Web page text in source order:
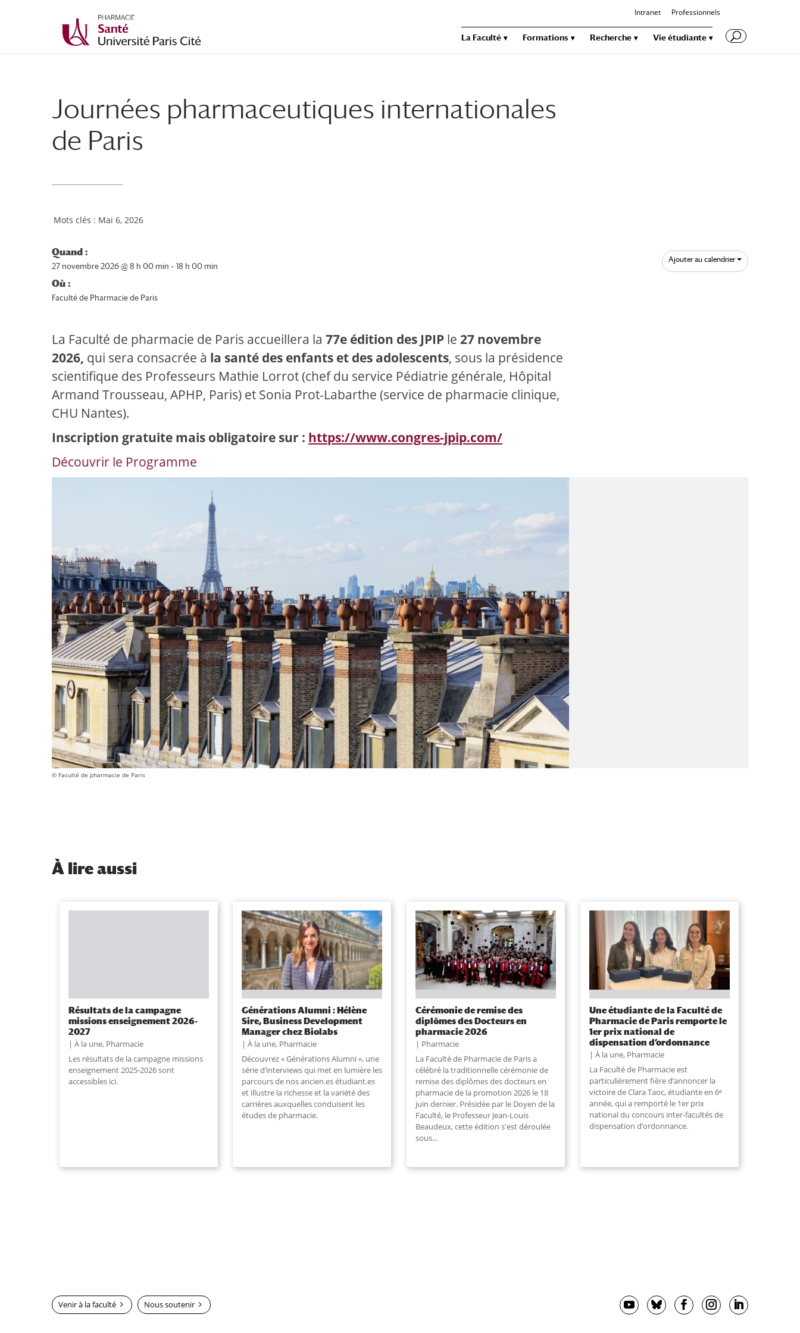
Intranet Professionnels
La Faculté Formations Recherche Vie étudiante
Journées pharmaceutiques internationales
de Paris
Mai 6, 2026
Ajouter au calendrier
Quand :
27 novembre 2026 @ 8 h 00 min – 18 h 00 min
Où :
Faculté de Pharmacie de Paris
La Faculté de pharmacie de Paris accueillera la 77e édition des JPIP le 27 novembre
2026, qui sera consacrée à la santé des enfants et des adolescents, sous la présidence
scientifique des Professeurs Mathie Lorrot (chef du service Pédiatrie générale, Hôpital
Armand Trousseau, APHP, Paris) et Sonia Prot-Labarthe (service de pharmacie clinique,
CHU Nantes).
Inscription gratuite mais obligatoire sur : https://www.congres-jpip.com/
Découvrir le Programme
© Faculté de pharmacie de Paris
À lire aussi
Résultats de la campagne
missions enseignement 2026-
2027
À la une, Pharmacie
Les résultats de la campagne missions
enseignement 2025-2026 sont
accessibles ici.
Générations Alumni : Hélène
Sire, Business Development
Manager chez Biolabs
À la une, Pharmacie
Découvrez « Générations Alumni », une
série d’interviews qui met en lumière les
parcours de nos ancien.es étudiant.es
et illustre la richesse et la variété des
carrières auxquelles conduisent les
études de pharmacie.
Cérémonie de remise des
diplômes des Docteurs en
pharmacie 2026
Pharmacie
La Faculté de Pharmacie de Paris a
célébré la traditionnelle cérémonie de
remise des diplômes des docteurs en
pharmacie de la promotion 2026 le 18
juin dernier. Présidée par le Doyen de la
Faculté, le Professeur Jean-Louis
Beaudeux, cette édition s'est déroulée
sous...
Une étudiante de la Faculté de
Pharmacie de Paris remporte le
1er prix national de
dispensation d’ordonnance
À la une, Pharmacie
La Faculté de Pharmacie est
particulièrement fière d’annoncer la
victoire de Clara Taoc, étudiante en 6ᵉ
année, qui a remporté le 1er prix
national du concours inter-facultés de
dispensation d’ordonnance.
Venir à la faculté Nous soutenir